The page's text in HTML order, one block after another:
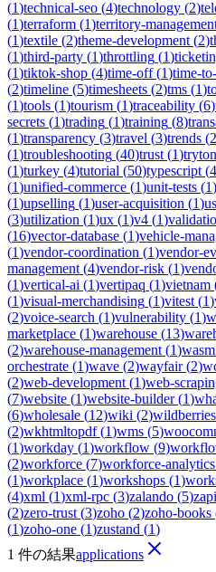
(1)technical-seo (4)technology (2)
(1)terraform (1)territory-
(1)textile (2)theme-development (2)
(1)third-party (1)throttling (1)
(1)tiktok-shop (4)time-off(1)time-
(2)timeline (5)timesheets (2)tms (1)
(1)tools (1)tourism (1)traceability (6)
secrets (1)trading (1)training (8)
(1)transparency (3)travel (3)trends (2
(1)troubleshooting (40)trust (1)tryton
(1)turkey (4)tutorial (50)typescript (4
(1)unified-commerce (1)unit-tests (1)
(1)upselling (1)user-acquisition (1)
(3)utilization (1)ux (1)v4 (1)
(16)vector-database (1)vehicle-
(1)vendor-coordination (1)vendor-
management (4)vendor-risk (1)
(1)vertical-ai (1)vertipaq (1)vietnam
(1)visual-merchandising (1)vitest (1)
(2)voice-search (1)vulnerability (1)
marketplace (1)warehouse (13)
(2)warehouse-management (1)wasm
orchestrate (1)wave (2)wayfair(2)
(2)web-development (1)web-
(7)website (1)website-builder(1)
(6)wholesale (12)wiki (2)wildberries
(2)wkhtmltopdf(1)wms (5)
(1)workday (1)workflow (9)
(2)workforce (7)workforce-analytics
(1)workplace (1)workshops (1)
(4)xml (1)xml-rpc (3)zalando (5)
(2)zero-trust (3)zoho (2)zoho-books
(1)zoho-one (1)zustand (1)
1 件の結果applications